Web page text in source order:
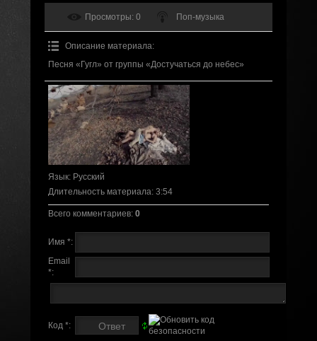
Просмотры: 0 Поп-музыка
Описание материала:
Песня «Гугл» от группы «Достучаться до небес»
Язык: Русский
Длительность материала: 3:54
Всего комментариев: 0
Имя *:
Email
*:
Код *: